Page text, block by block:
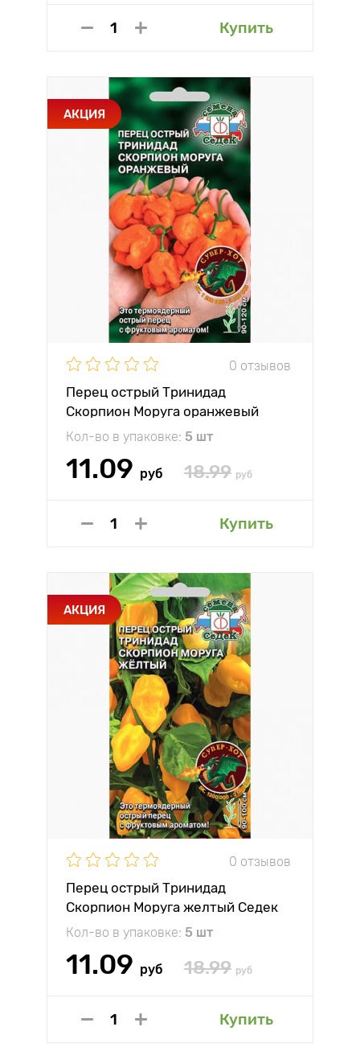
Купить
АКЦИЯ
0 отзывов
Перец острый Тринидад
Скорпион Моруга оранжевый
Седек
Кол-во в упаковке: 5 шт
11.09 руб 18.99 руб
Купить
АКЦИЯ
0 отзывов
Перец острый Тринидад
Скорпион Моруга желтый Седек
Кол-во в упаковке: 5 шт
11.09 руб 18.99 руб
Купить